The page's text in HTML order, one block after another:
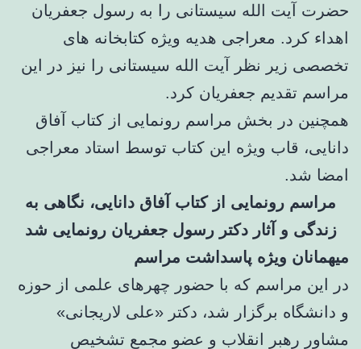
حضرت آیت الله سیستانی را به رسول جعفریان
اهداء کرد. معراجی هدیه ویژه کتابخانه های
تخصصی زیر نظر آیت الله سیستانی را نیز در این
مراسم تقدیم جعفریان کرد.
همچنین در بخش مراسم رونمایی از کتاب آفاق
دانایی، قاب ویژه این کتاب توسط استاد معراجی
امضا شد.
مراسم رونمایی از کتاب آفاق دانایی، نگاهی به
زندگی و آثار دکتر رسول جعفریان رونمایی شد
میهمانان ویژه پاسداشت مراسم
در این مراسم که با حضور چهرهای علمی از حوزه
و دانشگاه برگزار شد، دکتر «علی لاریجانی»
مشاور رهبر انقلاب و عضو مجمع تشخیص